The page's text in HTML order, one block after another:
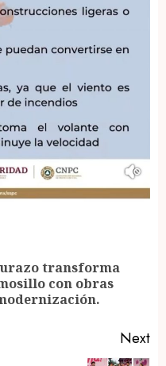
transforma
con obras
Next